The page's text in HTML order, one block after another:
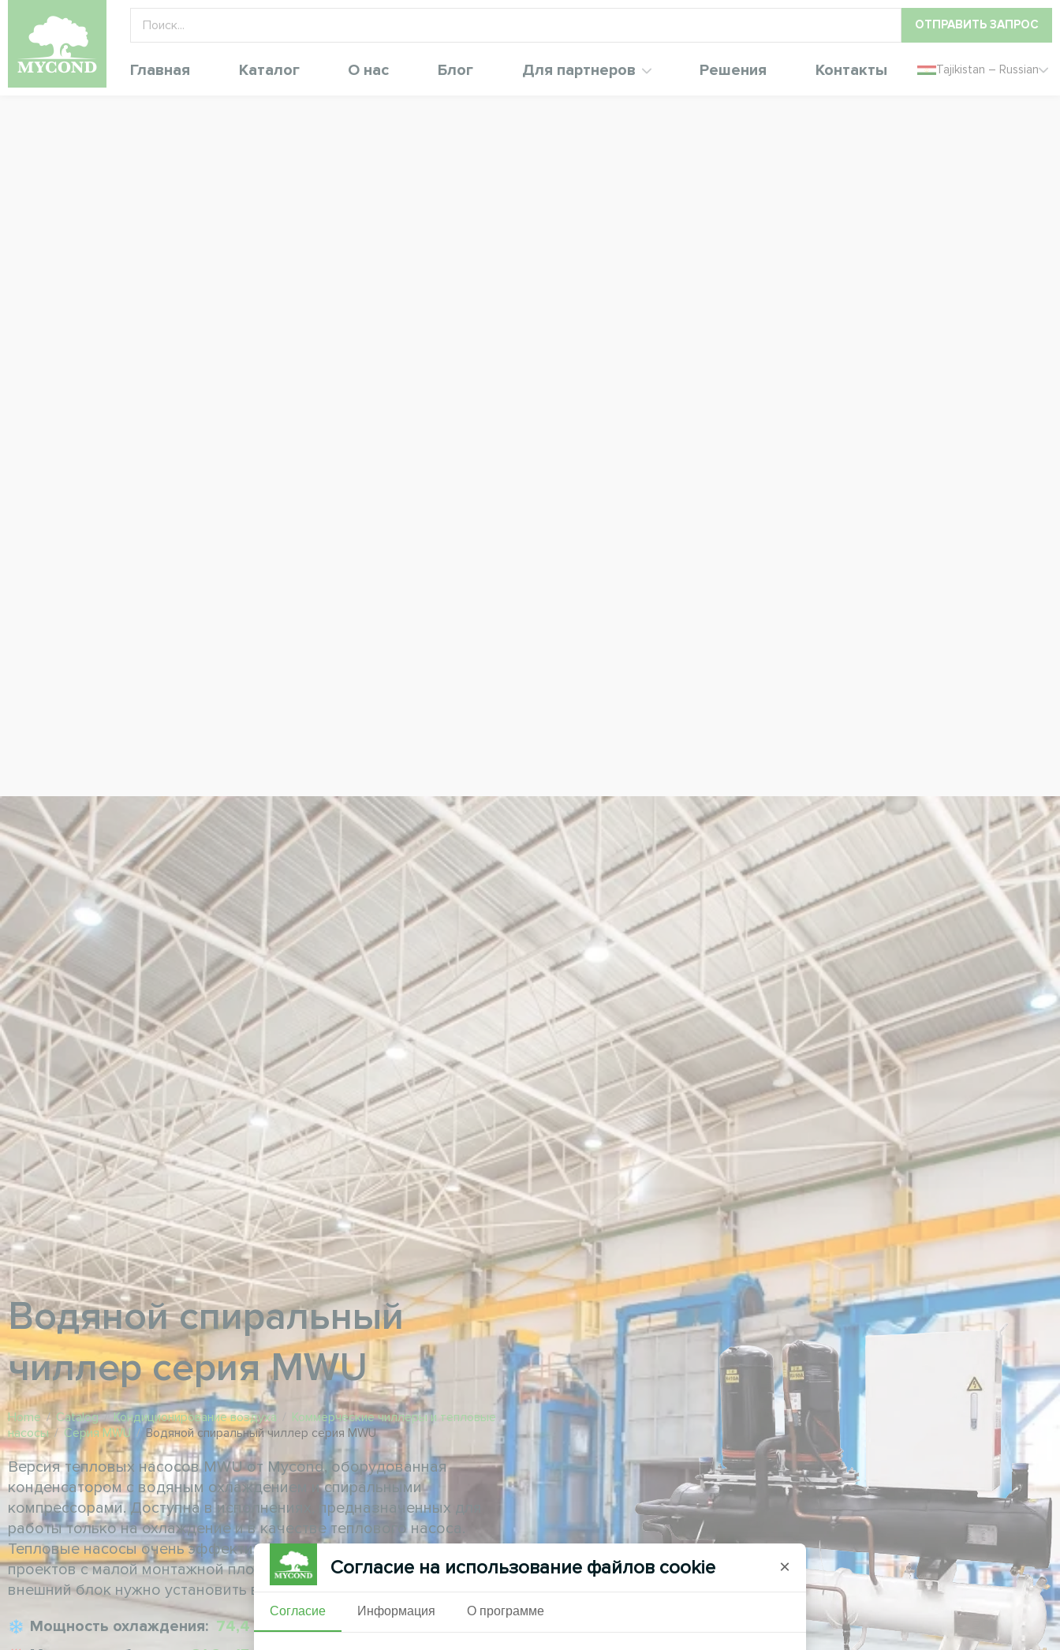
ОТПРАВИТЬ ЗАПРОС
Главная Каталог О нас Блог Для партнеров Решения Контакты Tajikistan – Russian
Водяной спиральный
чиллер серия MWU
Home / Catalog / Кондиционирование воздуха
Коммерческие чиллеры и тепловые
насосы / Серия MWU / Водяной спиральный чиллер серия MWU
Версия тепловых насосов MWU от Mycond, оборудованная
конденсатором с водяным охлаждением и спиральными
компрессорами. Доступна в исполнениях, предназначенных для
работы только на охлаждение и в качестве теплового насоса.
Тепловые насосы очень эффективны и идеально подходят для
проектов с малой монтажной площадью или проектов, в которых
внешний блок нужно установить в удаленном месте
Мощность охлаждения: 74,4 -149,2 кВт
Согласие на использование файлов cookie ×
Согласие Информация О программе